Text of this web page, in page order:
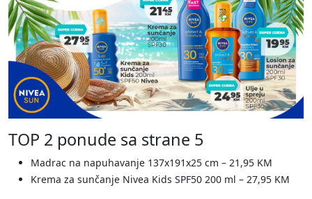
TOP 2 ponude sa strane 5
Madrac na napuhavanje 137x191x25 cm – 21,95 KM
Krema za sunčanje Nivea Kids SPF50 200 ml – 27,95 KM